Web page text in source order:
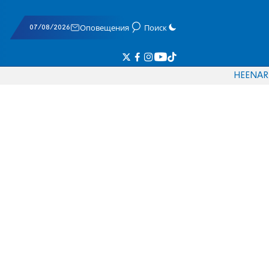
07/08/2026 Оповещения Поиск
HEENAR